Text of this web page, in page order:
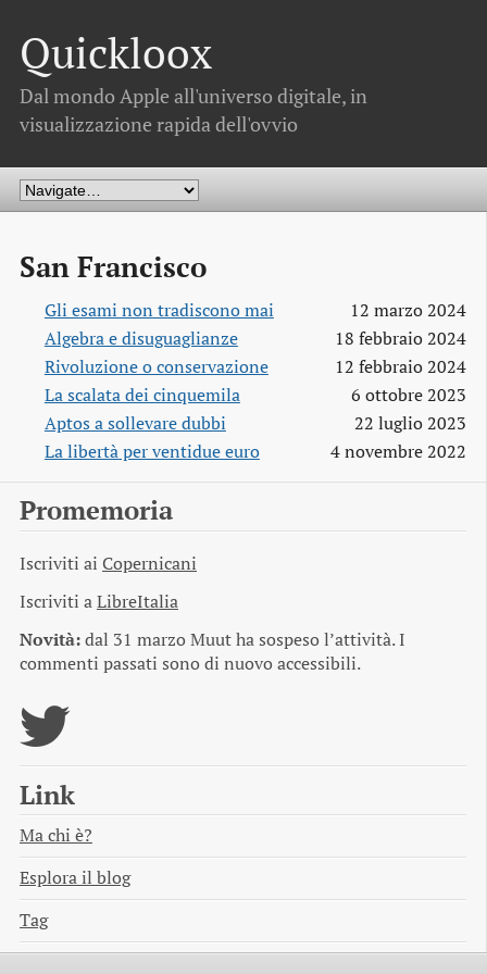
Quickloox
Dal mondo Apple all'universo digitale, in
visualizzazione rapida dell'ovvio
San Francisco
Gli esami non tradiscono mai
12 marzo 2024
Algebra e disuguaglianze
18 febbraio 2024
Rivoluzione o conservazione
12 febbraio 2024
La scalata dei cinquemila
6 ottobre 2023
Aptos a sollevare dubbi
22 luglio 2023
La libertà per ventidue euro
4 novembre 2022
Promemoria
Iscriviti ai Copernicani
Iscriviti aLibreItalia
Novità:dal 31 marzo Muut ha sospeso l’attività. I
commenti passati sono di nuovo accessibili.
Link
Ma chi è?
Esplora il blog
Tag